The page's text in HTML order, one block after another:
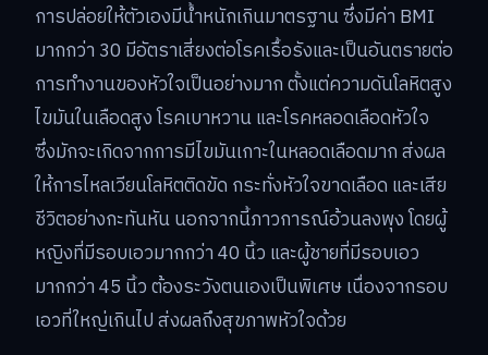
การปล่อยให้ตัวเองมีน้ำหนักเกินมาตรฐาน ซึ่งมีค่า BMI
มากกว่า 30 มีอัตราเสี่ยงต่อโรคเรื้อรังและเป็นอันตรายต่อ
การทำงานของหัวใจเป็นอย่างมาก ตั้งแต่ความดันโลหิตสูง
ไขมันในเลือดสูง โรคเบาหวาน และโรคหลอดเลือดหัวใจ
ซึ่งมักจะเกิดจากการมีไขมันเกาะในหลอดเลือดมาก ส่งผล
ให้การไหลเวียนโลหิตติดขัด กระทั่งหัวใจขาดเลือด และเสีย
ชีวิตอย่างกะทันหัน นอกจากนี้ภาวการณ์อ้วนลงพุง โดยผู้
หญิงที่มีรอบเอวมากกว่า 40 นิ้ว และผู้ชายที่มีรอบเอว
มากกว่า 45 นิ้ว ต้องระวังตนเองเป็นพิเศษ เนื่องจากรอบ
เอวที่ใหญ่เกินไป ส่งผลถึงสุขภาพหัวใจด้วย